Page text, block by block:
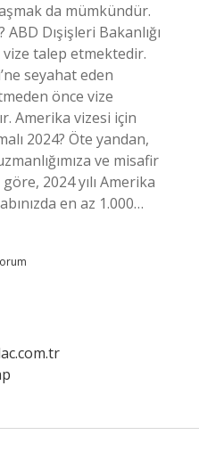
da mümkündür.
Dışişleri Bakanlığı
talep etmektedir.
seyahat eden
önce vize
Amerika vizesi için
2024? Öte yandan,
ve misafir
2024 yılı Amerika
en az 1.000…